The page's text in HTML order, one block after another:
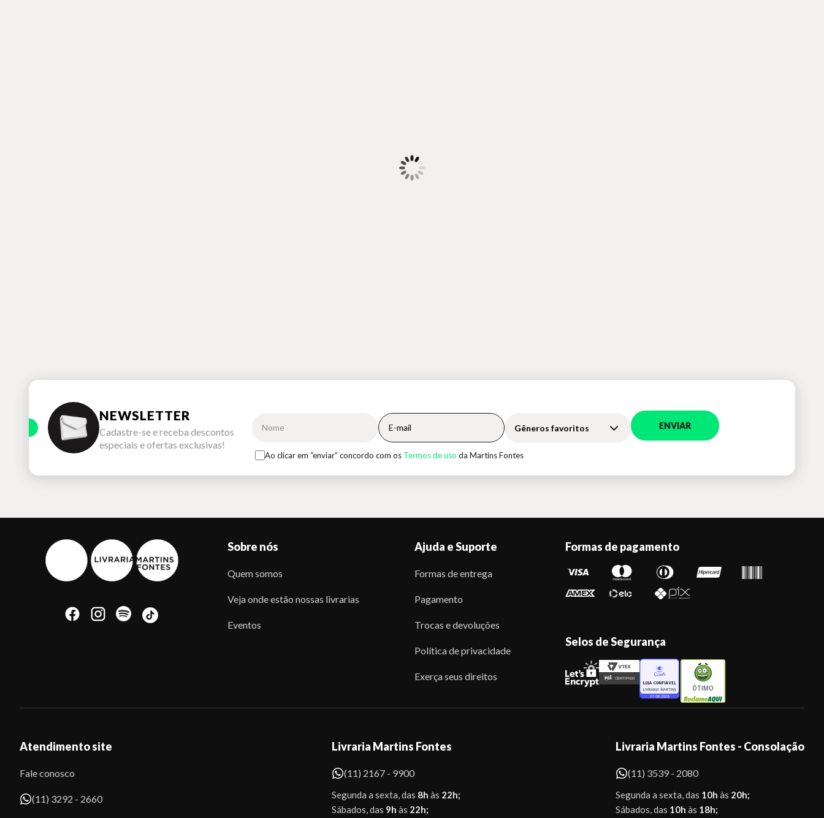
NEWSLETTER
Cadastre-se e receba descontos
especiais e ofertas exclusivas!
Gêneros favoritos ENVIAR
Ao clicar em “enviar” concordo com os Termos de uso da Martins Fontes
Sobre nós
Quem somos
Veja onde estão nossas livrarias
Eventos
Ajuda e Suporte
Formas de entrega
Pagamento
Trocas e devoluções
Política de privacidade
Exerça seus direitos
Formas de pagamento
Selos de Segurança
ÓTIMO
Atendimento site
Fale conosco
(11) 3292 - 2660
Livraria Martins Fontes
(11) 2167 - 9900
Segunda a sexta, das 8h às 22h;
Sábados, das 9h às 22h;
Livraria Martins Fontes - Consolação
(11) 3539 - 2080
Segunda a sexta, das 10h às 20h;
Sábados, das 10h às 18h;